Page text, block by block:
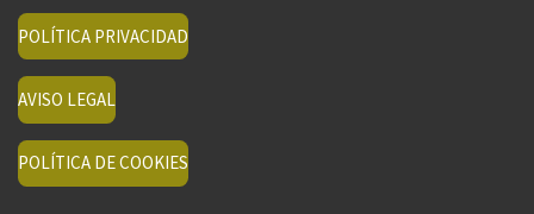
POLÍTICA PRIVACIDAD
AVISO LEGAL
POLÍTICA DE COOKIES